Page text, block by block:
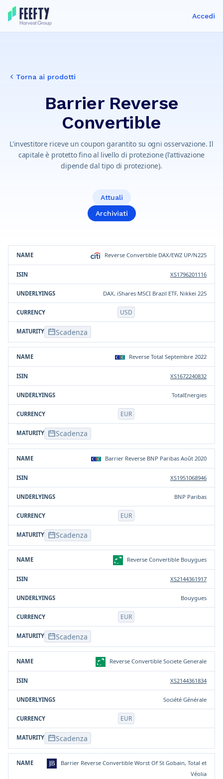
Accedi
Torna ai prodotti
Barrier Reverse
Convertible
L'investitore riceve un coupon garantito su ogni osservazione. Il
capitale è protetto fino al livello di protezione (l'attivazione
dipende dal tipo di protezione).
Attuali
Archiviati
Prodotto Sottostante/i Valuta
Reverse Convertible DAX/EWZ UP/N225
XS1796201116
DAX, iShares MSCI Brazil ETF, Nikkei 225
USD
Scadenza
Reverse Total Septembre 2022
XS1672240832
TotalEnergies
EUR
Scadenza
Barrier Reverse BNP Paribas Août 2020
XS1951068946
BNP Paribas
EUR
Scadenza
Reverse Convertible Bouygues
XS2144361917
Bouygues
EUR
Scadenza
Reverse Convertible Societe Generale
XS2144361834
Société Générale
EUR
Scadenza
Barrier Reverse Convertible Worst Of St Gobain, Total et
Véolia